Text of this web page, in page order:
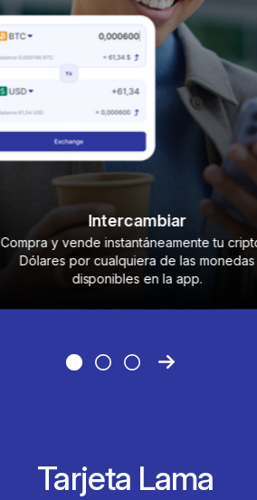
Intercambiar
Compra y vende instantáneamente tu
Dólares por cualquiera de las monedas
disponibles en la app.
Tarjeta Lama